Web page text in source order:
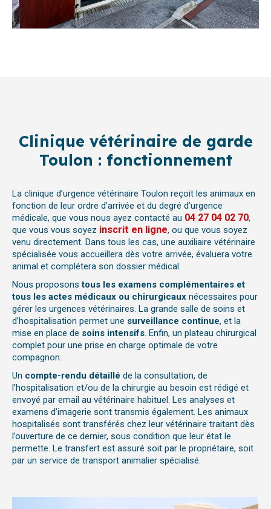
Clinique vétérinaire de garde
Toulon : fonctionnement
La clinique d’urgence vétérinaire Toulon reçoit les animaux en
fonction de leur ordre d’arrivée et du degré d’urgence
médicale, que vous nous ayez contacté au 04 27 04 02 70,
que vous vous soyez inscrit en ligne, ou que vous soyez
venu directement. Dans tous les cas, une auxiliaire vétérinaire
spécialisée vous accueillera dès votre arrivée, évaluera votre
animal et complétera son dossier médical.
Nous proposonstous les examens complémentaires et
tous les actes médicaux ou chirurgicaux nécessaires pour
gérer les urgences vétérinaires. La grande salle de soins et
d’hospitalisation permet une surveillance continue, et la
mise en place de soins intensifs. Enfin, un plateau chirurgical
complet pour une prise en charge optimale de votre
compagnon.
Un compte-rendu détaillé de la consultation, de
l’hospitalisation et/ou de la chirurgie au besoin est rédigé et
envoyé par email au vétérinaire habituel. Les analyses et
examens d’imagerie sont transmis également. Les animaux
hospitalisés sont transférés chez leur vétérinaire traitant dès
l’ouverture de ce dernier, sous condition que leur état le
permette. Le transfert est assuré soit par le propriétaire, soit
par un service de transport animalier spécialisé.